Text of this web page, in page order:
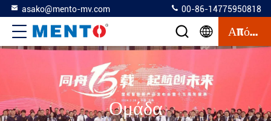
asako@mento-mv.com 00-86-14775950818
Απόσπασμα
Ομάδα